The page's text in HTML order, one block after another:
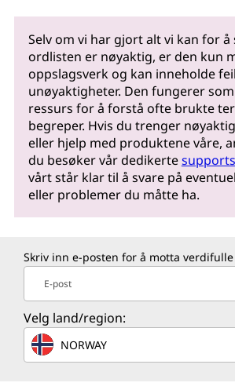
Selv om vi har gjort alt vi kan for å
ordlisten er nøyaktig, er den kun
oppslagsverk og kan inneholde
unøyaktigheter. Den fungerer
ressurs for å forstå ofte brukte
begreper. Hvis du trenger
eller hjelp med produktene våre,
du besøker vår dedikerte
vårt står klar til å svare på
eller problemer du måtte ha.
Skriv inn e-posten for å motta
E-post
Velg land/region:
NORWAY